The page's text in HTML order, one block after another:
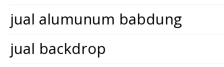
jual alumunum babdung
jual backdrop